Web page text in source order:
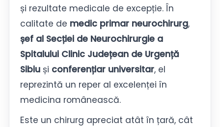
și rezultate medicale de excepție. În
calitate de medic primar neurochirurg,
șef al Secției de Neurochirurgie a
Spitalului Clinic Județean de Urgență
Sibiu și conferențiar universitar, el
reprezintă un reper al excelenței în
medicina românească.
Este un chirurg apreciat atât în țară, cât